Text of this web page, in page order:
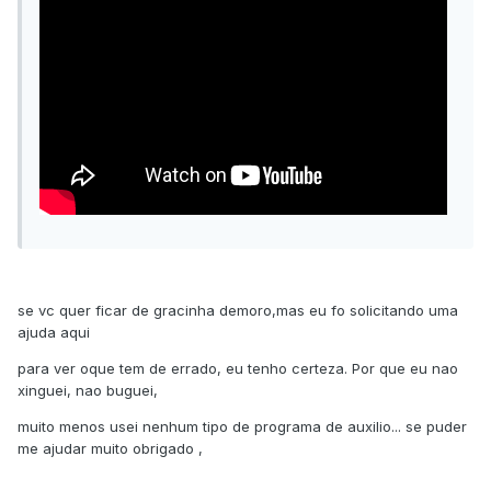
se vc quer ficar de gracinha demoro,mas eu fo solicitando uma
ajuda aqui
para ver oque tem de errado, eu tenho certeza. Por que eu nao
xinguei, nao buguei,
muito menos usei nenhum tipo de programa de auxilio... se puder
me ajudar muito obrigado ,